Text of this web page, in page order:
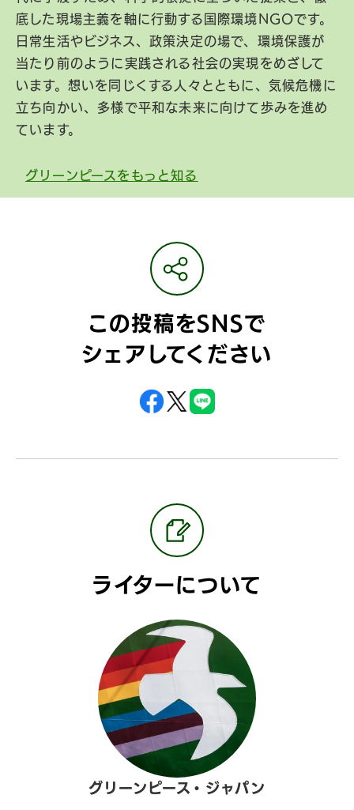
底した現場主義を軸に行動する国際環境NGOです。
日常生活やビジネス、政策決定の場で、環境保護が
当たり前のように実践される社会の実現をめざして
います。想いを同じくする人々とともに、気候危機に
立ち向かい、多様で平和な未来に向けて歩みを進め
ています。
グリーンピースをもっと知る
この投稿をSNSで
シェアしてください
ライターについて
グリーンピース・ジャパン